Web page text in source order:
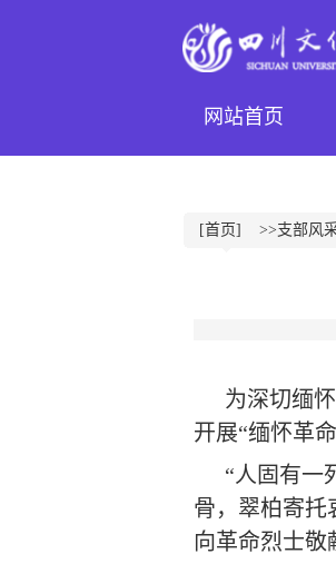
网站首页
[首页] >>支部风
为深切缅
开展“缅怀革
“人固有一
骨，翠柏寄托
向革命烈士